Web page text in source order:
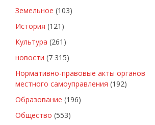
Земельное (103)
История (121)
Культура (261)
новости (7 315)
Нормативно-правовые акты органов
местного самоуправления (192)
Образование (196)
Общество (553)